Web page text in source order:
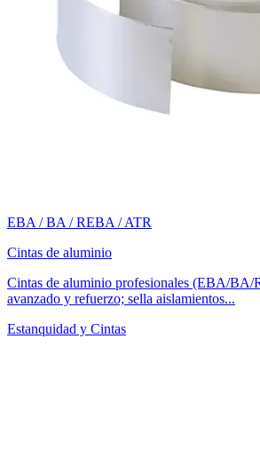
EBA / BA / REBA / ATR
Cintas de aluminio
Cintas de aluminio profesionales (EBA/
avanzado y refuerzo; sella aislamientos...
Estanquidad y Cintas